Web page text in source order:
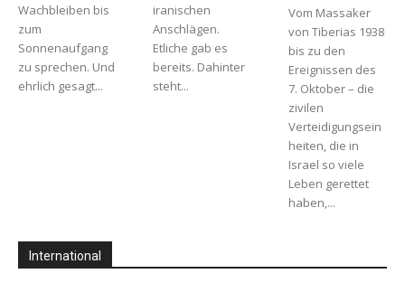
Wachbleiben bis
zum
Sonnenaufgang
zu sprechen. Und
ehrlich gesagt...
iranischen
Anschlägen.
Etliche gab es
bereits. Dahinter
steht...
Vom Massaker
von Tiberias 1938
bis zu den
Ereignissen des
7. Oktober – die
zivilen
Verteidigungsein
heiten, die in
Israel so viele
Leben gerettet
haben,...
International